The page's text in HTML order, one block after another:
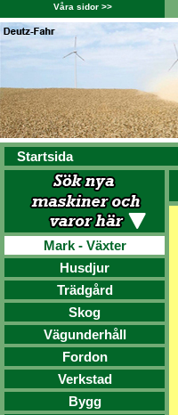
Våra sidor >>
Startsida
Mark - Växter
Husdjur
Trädgård
Skog
Vägunderhåll
Fordon
Verkstad
Bygg